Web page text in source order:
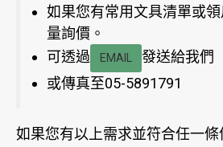
如果您有常用文具清單或
量詢價。
可透過
EMAIL
發送給我們
或傳真至05-5891791
如果您有以上需求並符合任一條